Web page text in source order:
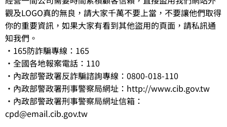
觀及LOGO真的無良，請大家千萬不要上當，不要讓他們取得
你的重要資訊，如果大家有看到其他盜用的頁面，請私訊通
知我們。
‧165防詐騙專線：165
‧全國各地報案電話：110
‧內政部警政署反詐騙諮詢專線：0800-018-110
‧內政部警政署刑事警察局網址：http://www.cib.gov.tw
‧內政部警政署刑事警察局網址信箱：
cpd@email.cib.gov.tw